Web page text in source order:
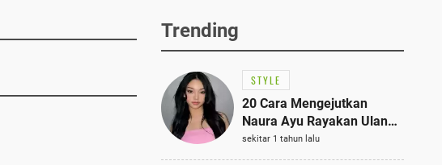
Trending
STYLE
20 Cara Mengejutkan
Naura Ayu Rayakan Ulang
Tahun di Panti Asuhan,
Terlihat Anggun dengan
sekitar 1 tahun lalu